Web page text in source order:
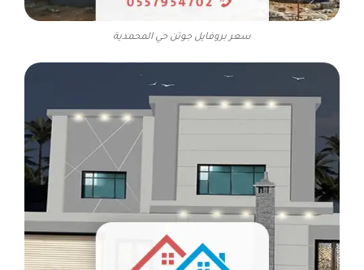
سعر بروفايل جوتن حي المحمدية